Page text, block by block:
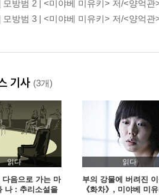
모방범 2 | <미야베 미유키> 저/<양억관
모방범 3 | <미야베 미유키> 저/<양억관
기사 (3개)
읽다
다음으로 가는 마
나 : 추리소설을
읽다
부의 강물에 버려진
《화차》, 미야베 미유